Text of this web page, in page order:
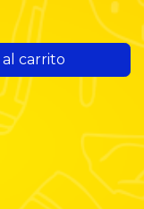
carrito